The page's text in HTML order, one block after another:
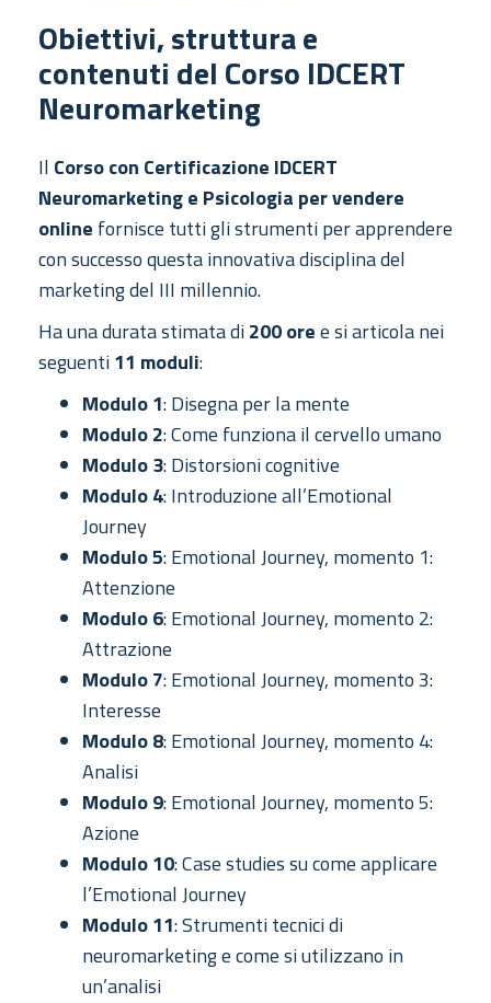
Obiettivi, struttura e
contenuti del Corso IDCERT
Neuromarketing
Il Corso con Certificazione IDCERT
Neuromarketing e Psicologia per vendere
online fornisce tutti gli strumenti per apprendere
con successo questa innovativa disciplina del
marketing del III millennio.
Ha una durata stimata di200 oree si articola nei
seguenti11 moduli:
Modulo 1: Disegna per la mente
Modulo 2: Come funziona il cervello umano
Modulo 3: Distorsioni cognitive
Modulo 4: Introduzione all’Emotional
Journey
Modulo 5: Emotional Journey, momento 1:
Attenzione
Modulo 6: Emotional Journey, momento 2:
Attrazione
Modulo 7: Emotional Journey, momento 3:
Interesse
Modulo 8: Emotional Journey, momento 4:
Analisi
Modulo 9: Emotional Journey, momento 5:
Azione
Modulo 10: Case studies su come applicare
l’Emotional Journey
Modulo 11: Strumenti tecnici di
neuromarketing e come si utilizzano in
un’analisi